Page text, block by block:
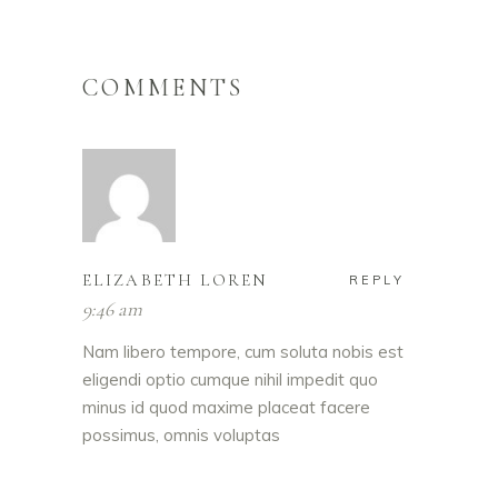
COMMENTS
ELIZABETH LOREN REPLY
9:46 am
Nam libero tempore, cum soluta nobis est
eligendi optio cumque nihil impedit quo
minus id quod maxime placeat facere
possimus, omnis voluptas